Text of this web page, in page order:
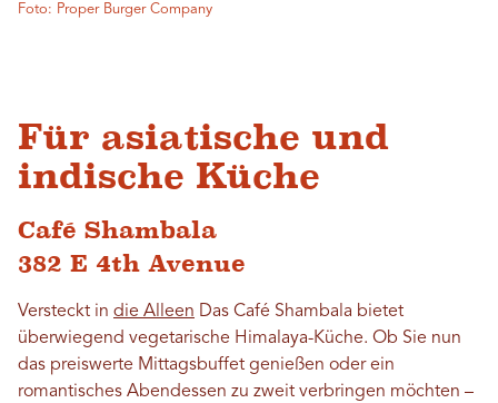
Foto: Proper Burger Company
Für asiatische und
indische Küche
Café Shambala
382 E 4th Avenue
Versteckt in die Alleen Das Café Shambala bietet
überwiegend vegetarische Himalaya-Küche. Ob Sie nun
das preiswerte Mittagsbuffet genießen oder ein
romantisches Abendessen zu zweit verbringen möchten –